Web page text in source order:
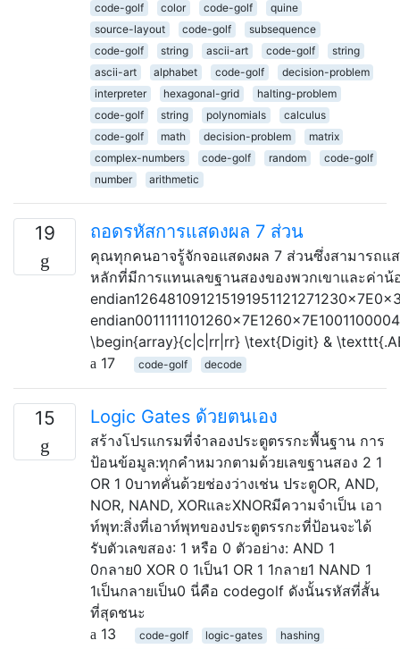
code-golf
color code-golf
quine
source-layout
code-golf
subsequence
code-golf
string ascii-art code-golf
string
ascii-art
alphabet code-golf
decision-problem
interpreter
hexagonal-grid
halting-problem
code-golf
string polynomials
calculus
code-golf
math decision-problem
matrix
complex-numbers
code-golf random
code-golf
number
arithmetic
19 ถอดรหัสการแสดงผล 7 ส่วน
คุณทุกคนอาจรู้จักจอแสดงผล 7 ส่วนซึ่งสามารถแ
หลักที่มีการแทนเลขฐานสองของพวกเขาและค่าน้อย
\begin{array}{c|c|rr|rr} \text{Digit} &
17
code-golf decode
15 Logic Gates ด้วยตนเอง
สร้างโปรแกรมที่จำลองประตูตรรกะพื้นฐาน การ
ป้อนข้อมูล:ทุกคำหมวกตามด้วยเลขฐานสอง 2 1
OR 1 0บาทคั่นด้วยช่องว่างเช่น ประตูOR, AND,
NOR, NAND, XORและXNORมีความจำเป็น เอา
ท์พุท:สิ่งที่เอาท์พุทของประตูตรรกะที่ป้อนจะได้
รับตัวเลขสอง: 1 หรือ 0 ตัวอย่าง: AND 1
0กลาย0 XOR 0 1เป็น1 OR 1 1กลาย1 NAND 1
1เป็นกลายเป็น0 นี่คือ codegolf ดังนั้นรหัสที่สั้น
ที่สุดชนะ
13
code-golf logic-gates
hashing